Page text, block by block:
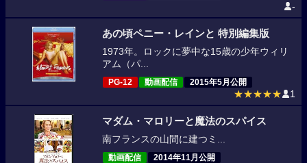
-
あの頃ペニー・レインと 特別編集版
1973年。ロックに夢中な15歳の少年ウィリ
アム（パ...
PG-12 動画配信 2015年5月公開
★★★★★ 1
マダム・マロリーと魔法のスパイス
南フランスの山間に建つミ...
動画配信 2014年11月公開